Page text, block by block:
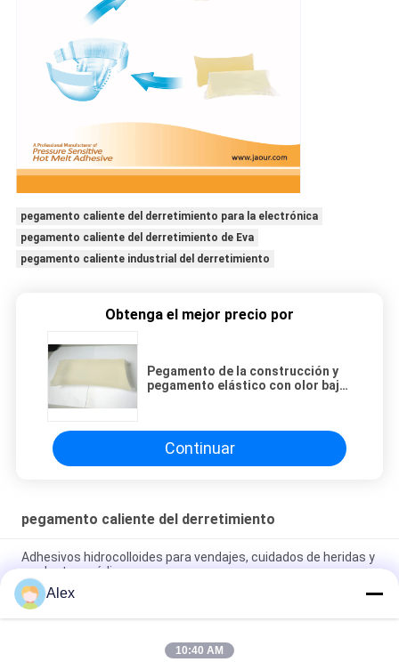
pegamento caliente del derretimiento para la electrónica
pegamento caliente del derretimiento de Eva
pegamento caliente industrial del derretimiento
Obtenga el mejor precio por
Pegamento de la construcción y
pegamento elástico con olor bajo
Continuar
pegamento caliente del derretimiento
Adhesivos hidrocolloides para vendajes, cuidados de heridas y
productos médicos
Adhesivo termofusible para apósito hidrocoloide médico,
apósito para heridas
Adhesivo termofusible curable por UV sin disolventes, 100%
Alex
10:40 AM